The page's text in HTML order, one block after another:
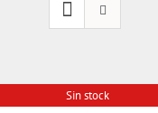
Sin stock